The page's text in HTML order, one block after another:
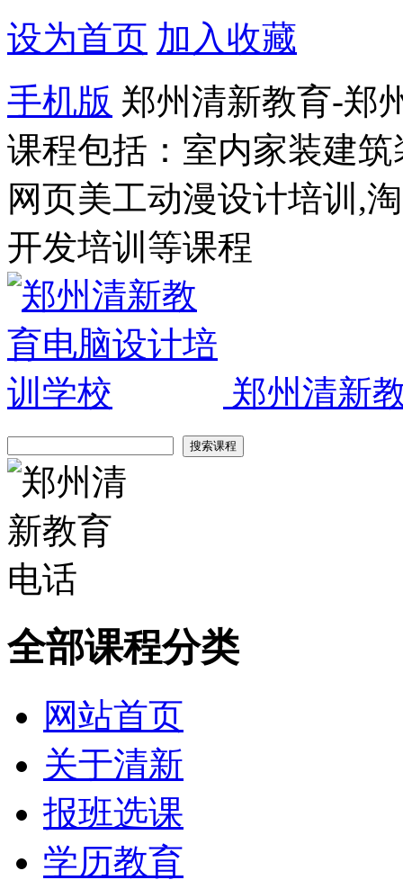
设为首页 加入收藏
手机版 郑州清新教育-郑
课程包括：室内家装建
网页美工动漫设计培训,
开发培训等课程
郑州清新
全部课程分类
网站首页
关于清新
报班选课
学历教育